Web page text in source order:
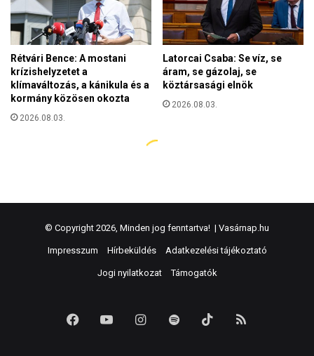
© Copyright 2026, Minden jog fenntartva! | Vasárnap.hu
Impresszum Hírbeküldés Adatkezelési tájékoztató
Jogi nyilatkozat Támogatók
FacebookYouTubeInstagram
Spotify TikTok